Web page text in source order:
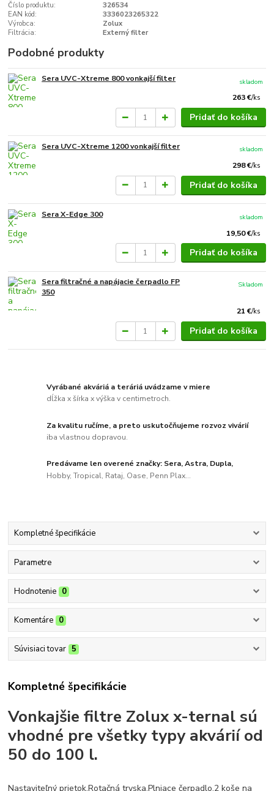
Číslo produktu:
326534
EAN kód:
3336023265322
Výrobca:
Zolux
Filtrácia:
Externý filter
Podobné produkty
Sera UVC-Xtreme 800 vonkajší filter
263 €/ks
skladom
Pridať do košíka
Sera UVC-Xtreme 1200 vonkajší filter
298 €/ks
skladom
Pridať do košíka
Sera X-Edge 300
19,50 €/ks
skladom
Pridať do košíka
Sera filtračné a napájacie čerpadlo FP
350
21 €/ks
Skladom
Pridať do košíka
Vyrábané akváriá a teráriá uvádzame v miere
dĺžka x šírka x výška v centimetroch.
Za kvalitu ručíme, a preto uskutočňujeme rozvoz vivárií
iba vlastnou dopravou.
Predávame len overené značky: Sera, Astra, Dupla,
Hobby, Tropical, Rataj, Oase, Penn Plax...
Kompletné špecifikácie
Parametre
Hodnotenie 0
Komentáre 0
Súvisiaci tovar 5
Kompletné špecifikácie
Vonkajšie filtre Zolux x-ternal sú
vhodné pre všetky typy akvárií od
50 do 100 l.
Nastaviteľný prietok.Rotačná tryska.Plniace čerpadlo.2 koše na